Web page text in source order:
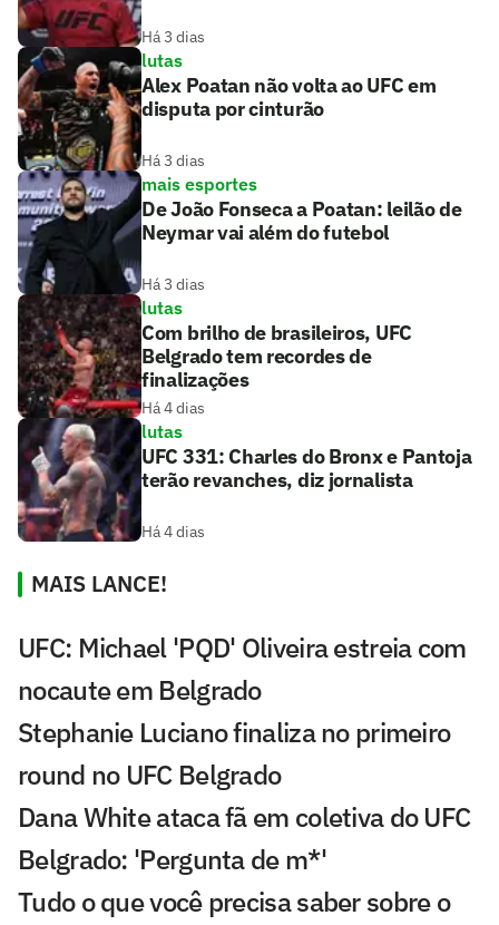
Há 3 dias
lutas
Alex Poatan não volta ao UFC em
disputa por cinturão
Há 3 dias
mais esportes
De João Fonseca a Poatan: leilão de
Neymar vai além do futebol
Há 3 dias
lutas
Com brilho de brasileiros, UFC
Belgrado tem recordes de
finalizações
Há 4 dias
lutas
UFC 331: Charles do Bronx e Pantoja
terão revanches, diz jornalista
Há 4 dias
MAIS LANCE!
UFC: Michael 'PQD' Oliveira estreia com
nocaute em Belgrado
Stephanie Luciano finaliza no primeiro
round no UFC Belgrado
Dana White ataca fã em coletiva do UFC
Belgrado: 'Pergunta de m*'
Tudo o que você precisa saber sobre o